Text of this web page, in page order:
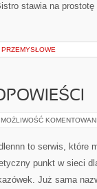
stawia na prostotę
MOŻLIWOŚĆ
to serwis, które
punkt w sieci
Już sama